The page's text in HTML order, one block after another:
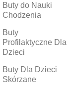
Buty do Nauki
Chodzenia
Buty
Profilaktyczne Dla
Dzieci
Buty Dla Dzieci
Skórzane